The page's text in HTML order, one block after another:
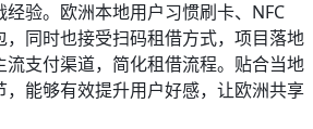
验。欧洲本地用户习惯刷卡、NFC
同时也接受扫码租借方式，项目落地
流支付渠道，简化租借流程。贴合当地
能够有效提升用户好感，让欧洲共享